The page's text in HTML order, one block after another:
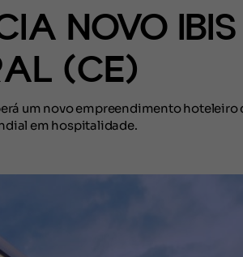
NOVO
(CE)
um novo empreendimento hoteleiro
em hospitalidade.